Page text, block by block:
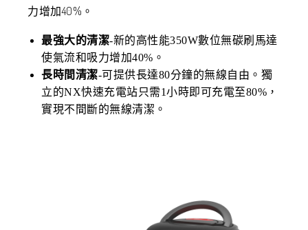
力增加40%。
最強大的清潔-新的高性能350W數位無碳刷馬達
使氣流和吸力增加40%。
長時間清潔-可提供長達80分鐘的無線自由。獨
立的NX快速充電站只需1小時即可充電至80%，
實現不間斷的無線清潔。